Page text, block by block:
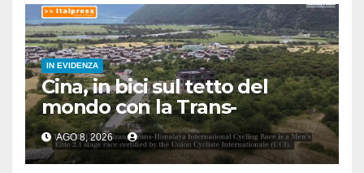
IN EVIDENZA
Cina, in bici sul tetto del
mondo con la Trans-
Himalaya Race
AGO 8, 2026